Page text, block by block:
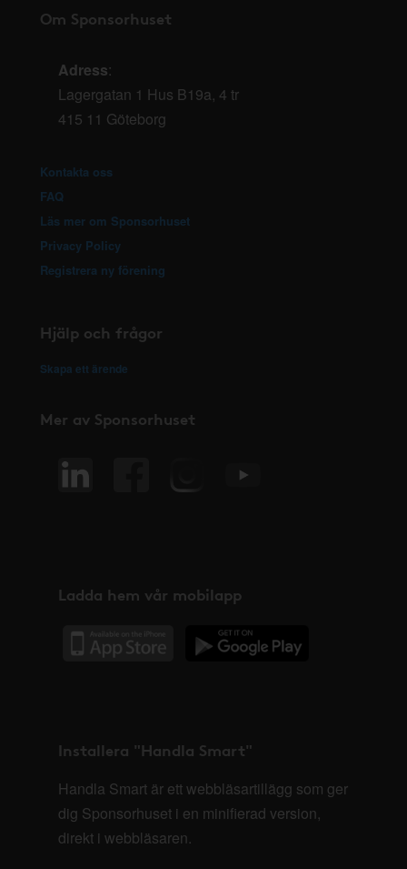
Om Sponsorhuset
Adress:
Lagergatan 1 Hus B19a, 4 tr
415 11 Göteborg
Kontakta oss
FAQ
Läs mer om Sponsorhuset
Privacy Policy
Registrera ny förening
Hjälp och frågor
Skapa ett ärende
Mer av Sponsorhuset
Ladda hem vår mobilapp
Installera "Handla Smart"
Handla Smart är ett webbläsartillägg som ger
dig Sponsorhuset i en minifierad version,
direkt i webbläsaren.